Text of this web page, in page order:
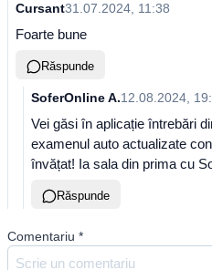
Cursant31.07.2024, 11:38
Foarte bune
Răspunde
SoferOnline A.12.08.2024,
Vei găsi în aplicație întrebări
examenul auto actualizate
învățat! Ia sala din prima cu
Răspunde
Comentariu *